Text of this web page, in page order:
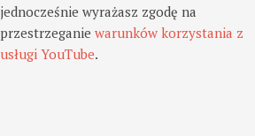
jednocześnie wyrażasz zgodę na
przestrzeganiewarunków korzystania z
usługi YouTube.